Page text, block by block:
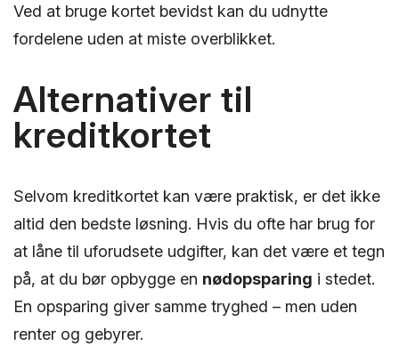
Ved at bruge kortet bevidst kan du udnytte
fordelene uden at miste overblikket.
Alternativer til
kreditkortet
Selvom kreditkortet kan være praktisk, er det ikke
altid den bedste løsning. Hvis du ofte har brug for
at låne til uforudsete udgifter, kan det være et tegn
på, at du bør opbygge en nødopsparing i stedet.
En opsparing giver samme tryghed – men uden
renter og gebyrer.